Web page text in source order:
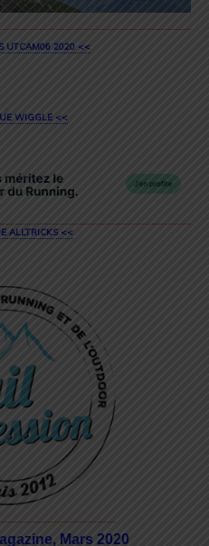
UTCAM06 2020 <<
WIGGLE <<
ALLTRICKS <<
Mars 2020